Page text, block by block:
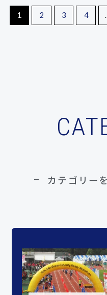
1 2 3 4
カテゴリー